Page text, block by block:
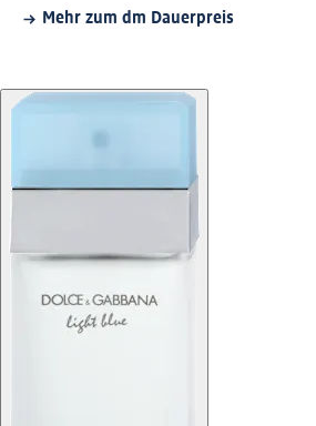
Mehr zum dm Dauerpreis